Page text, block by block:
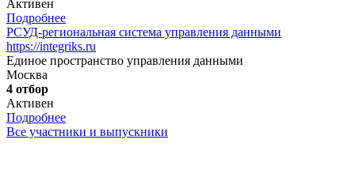
Активен
Подробнее
РСУД-региональная система управления данными
https://integriks.ru
Единое пространство управления данными
Москва
4 отбор
Активен
Подробнее
Все участники и выпускники